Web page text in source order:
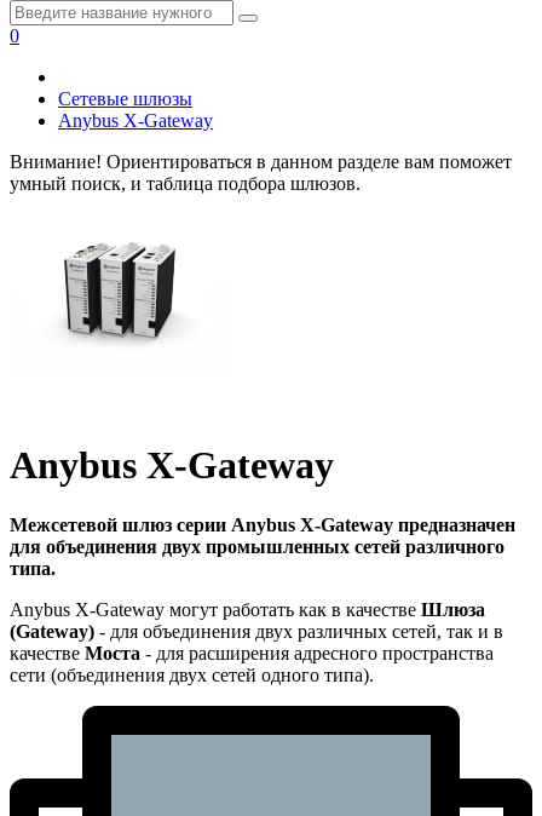
0
Сетевые шлюзы
Anybus X-Gateway
Внимание! Ориентироваться в данном разделе вам поможет
умный поиск, и таблица подбора шлюзов.
Anybus X-Gateway
Межсетевой шлюз серии Anybus X-Gateway предназначен
для объединения двух промышленных сетей различного
типа.
Anybus X-Gateway могут работать как в качестве Шлюза
(Gateway) - для объединения двух различных сетей, так и в
качестве Моста - для расширения адресного пространства
сети (объединения двух сетей одного типа).